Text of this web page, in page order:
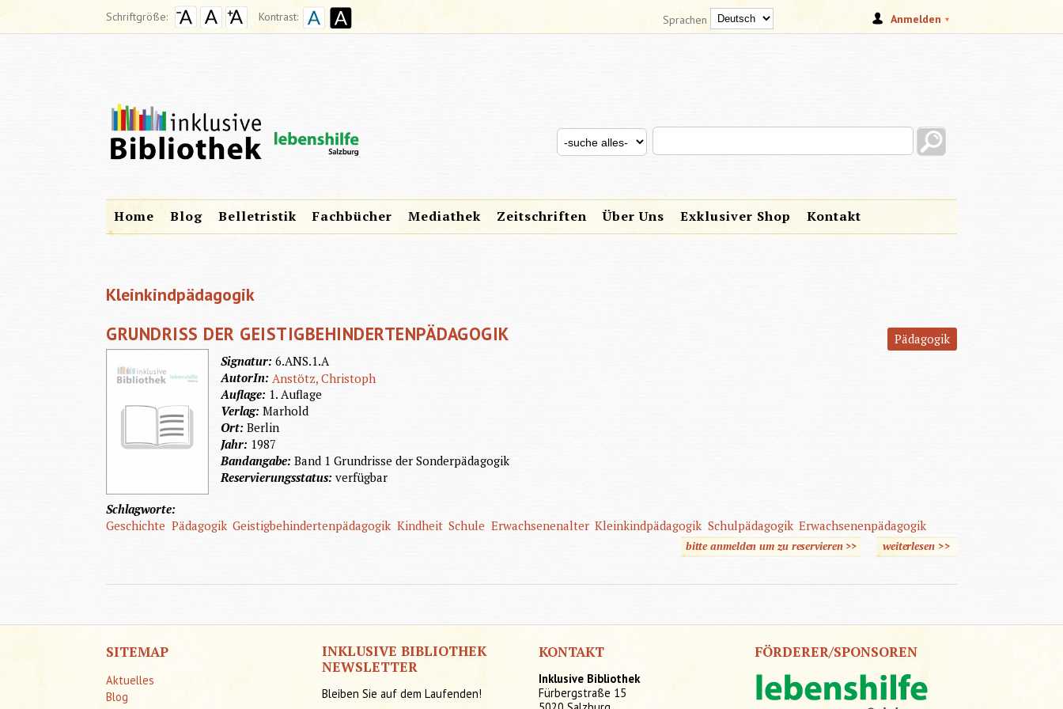
Schriftgröße: Kontrast: Anmelden
Sprachen
SUCHFORMULAR
Search this site
Search for
Home Blog Belletristik Fachbücher Mediathek Zeitschriften Über Uns Exklusiver Shop Kontakt
Kleinkindpädagogik
GRUNDRISS DER GEISTIGBEHINDERTENPÄDAGOGIK
Pädagogik
Signatur:6.ANS.1.A
AutorIn: Anstötz, Christoph
Auflage: 1. Auflage
Verlag:Marhold
Ort:Berlin
Jahr: 1987
Bandangabe:Band 1 Grundrisse der Sonderpädagogik
Reservierungsstatus:verfügbar
Schlagworte:
Geschichte Pädagogik Geistigbehindertenpädagogik Kindheit Schule Erwachsenenalter Kleinkindpädagogik Schulpädagogik Erwachsenenpädagogik
bitte anmelden um zu reservieren >> weiterlesen>>
SITEMAP
Aktuelles
Blog
INKLUSIVE BIBLIOTHEK
NEWSLETTER
Bleiben Sie auf dem Laufenden!
KONTAKT
Inklusive Bibliothek
Fürbergstraße 15
FÖRDERER/SPONSOREN